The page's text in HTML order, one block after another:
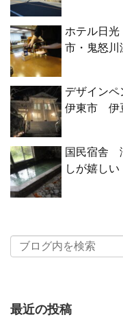
ホテル日
市・鬼怒
デザインペ
伊東市 伊
国民宿舎
しが嬉しい
最近の投稿